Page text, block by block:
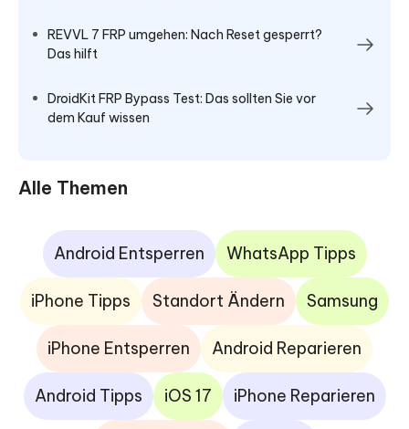
REVVL 7 FRP umgehen: Nach Reset gesperrt?
Das hilft
DroidKit FRP Bypass Test: Das sollten Sie vor
dem Kauf wissen
Alle Themen
Android Entsperren WhatsApp Tipps
iPhone Tipps Standort Ändern Samsung
iPhone Entsperren Android Reparieren
Android Tipps iOS 17 iPhone Reparieren